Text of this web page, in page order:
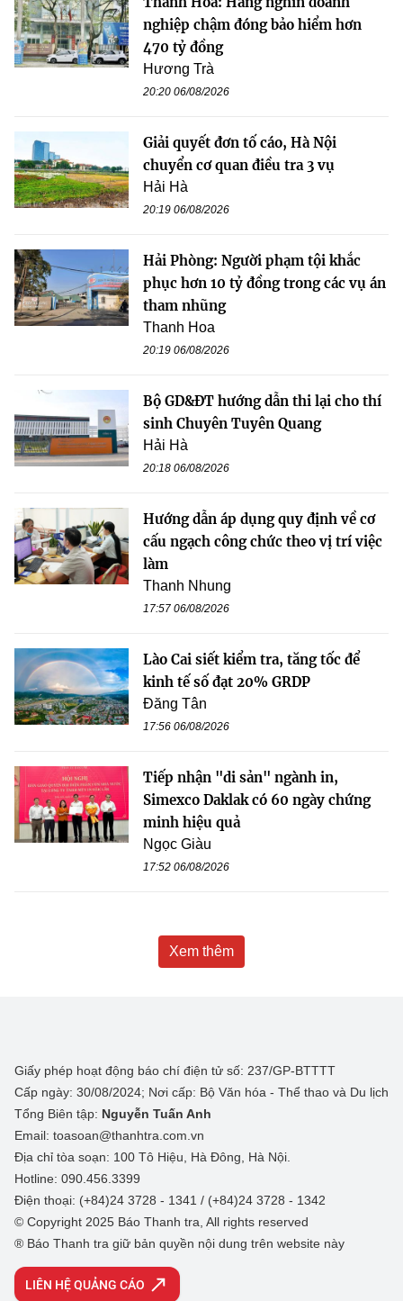
nghiệp chậm đóng bảo hiểm hơn
470 tỷ đồng
Hương Trà
20:20 06/08/2026
Giải quyết đơn tố cáo, Hà Nội
chuyển cơ quan điều tra 3 vụ
Hải Hà
20:19 06/08/2026
Hải Phòng: Người phạm tội khắc
phục hơn 10 tỷ đồng trong các vụ án
tham nhũng
Thanh Hoa
20:19 06/08/2026
Bộ GD&ĐT hướng dẫn thi lại cho thí
sinh Chuyên Tuyên Quang
Hải Hà
20:18 06/08/2026
Hướng dẫn áp dụng quy định về cơ
cấu ngạch công chức theo vị trí việc
làm
Thanh Nhung
17:57 06/08/2026
Lào Cai siết kiểm tra, tăng tốc để
kinh tế số đạt 20% GRDP
Đăng Tân
17:56 06/08/2026
Tiếp nhận "di sản" ngành in,
Simexco Daklak có 60 ngày chứng
minh hiệu quả
Ngọc Giàu
17:52 06/08/2026
Xem thêm
Giấy phép hoạt động báo chí điện tử số: 237/GP-BTTTT
Cấp ngày: 30/08/2024; Nơi cấp: Bộ Văn hóa - Thể thao và Du lịch
Tổng Biên tập: Nguyễn Tuấn Anh
Email: toasoan@thanhtra.com.vn
Địa chỉ tòa soạn: 100 Tô Hiệu, Hà Đông, Hà Nội.
Hotline: 090.456.3399
Điện thoại: (+84)24 3728 - 1341 / (+84)24 3728 - 1342
© Copyright 2025 Báo Thanh tra, All rights reserved
® Báo Thanh tra giữ bản quyền nội dung trên website này
LIÊN HỆ QUẢNG CÁO